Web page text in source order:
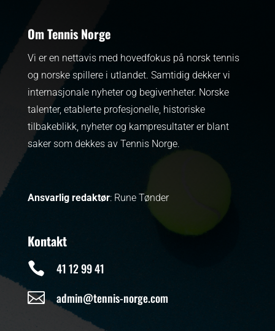
Om Tennis Norge
Vi er en nettavis med hovedfokus på norsk tennis
og norske spillere i utlandet. Samtidig dekker vi
internasjonale nyheter og begivenheter. Norske
talenter, etablerte profesjonelle, historiske
tilbakeblikk, nyheter og kampresultater er blant
saker som dekkes av Tennis Norge.
Ansvarlig redaktør: Rune Tønder
Kontakt
 41 12 99 41
 admin@tennis-norge.com